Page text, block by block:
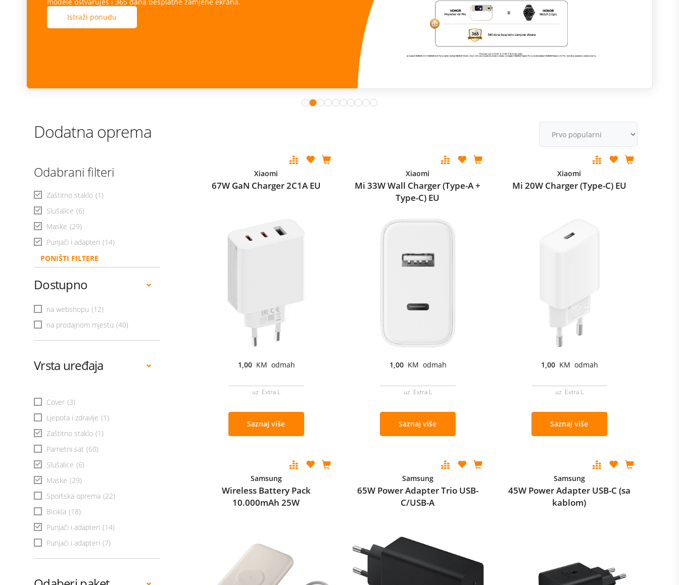
Istraži ponudu
Dodatna oprema
Odabrani filteri
Zaštitno staklo (1)
Slušalice (6)
Maske (29)
Punjači i adapteri (14)
PONIŠTI FILTERE
Dostupno
na webshopu (12)
na prodajnom mjestu (40)
Vrsta uređaja
Cover (3)
Ljepota i zdravlje (1)
Zaštitno staklo (1)
Pametni sat (60)
Slušalice (6)
Maske (29)
Sportska oprema (22)
Bicikla (18)
Punjači i adapteri (14)
Punjači i adapteri (7)
Xiaomi
67W GaN Charger 2C1A EU
1,00 KM odmah
uz Extra L
Saznaj više
Xiaomi
Mi 33W Wall Charger (Type-A +
Type-C) EU
1,00 KM odmah
uz Extra L
Saznaj više
Xiaomi
Mi 20W Charger (Type-C) EU
1,00 KM odmah
uz Extra L
Saznaj više
Samsung
Wireless Battery Pack
10.000mAh 25W
Samsung
65W Power Adapter Trio USB-
C/USB-A
Samsung
45W Power Adapter USB-C (sa
kablom)